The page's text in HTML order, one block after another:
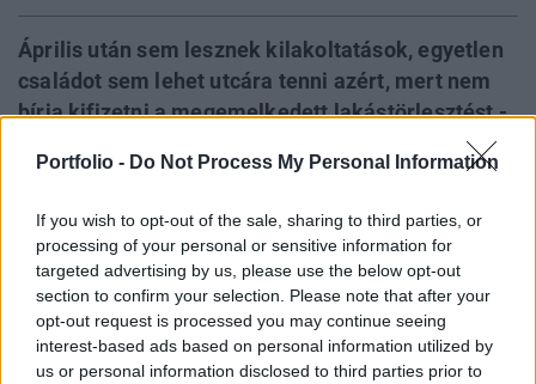
Portfolio - Do Not Process My Personal Information
If you wish to opt-out of the sale, sharing to third parties, or
processing of your personal or sensitive information for
targeted advertising by us, please use the below opt-out
section to confirm your selection. Please note that after your
opt-out request is processed you may continue seeing
interest-based ads based on personal information utilized by
us or personal information disclosed to third parties prior to
Április után sem lesznek kilakoltatások, egyetlen
családot sem lehet utcára tenni azért, mert nem
bírja kifizetni a megemelkedett lakástörlesztést -
közölte a miniszterelnök szóvivője az MTI-vel a
Jobbik szerdai sajtótájékoztatójára reagálva.
Tavasz után sem lesznek kilakoltatások A Jobbik számára
újra érthetően megfogalmazzuk, hogy sem áprilisig, sem
azután nem lesznek Magyarországon kilakoltatások.
Egyetlen családot sem lehet utcára tenni azért, mert nem
bírja kifizetni a megemelkedett lakástörlesztést - olvasható
Szijjártó Péter MTI-hez eljuttatott közleményében. Szijjártó